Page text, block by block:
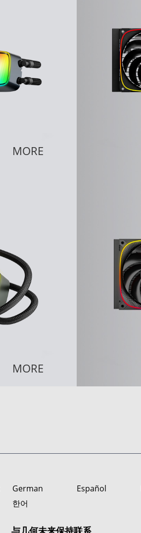
MORE
MORE
German Español
한어
与几何未来保持联系